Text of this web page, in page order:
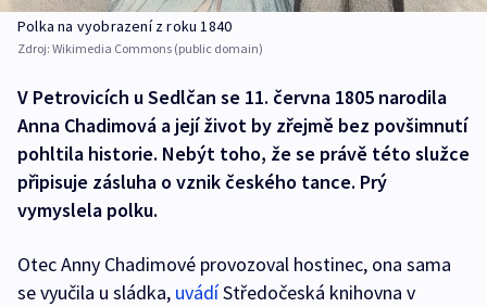
Polka na vyobrazení z roku 1840
Zdroj: Wikimedia Commons (public domain)
V Petrovicích u Sedlčan se 11. června 1805 narodila
Anna Chadimová a její život by zřejmě bez povšimnutí
pohltila historie. Nebýt toho, že se právě této služce
připisuje zásluha o vznik českého tance. Prý
vymyslela polku.
Otec Anny Chadimové provozoval hostinec, ona sama
se vyučila u sládka, uvádíStředočeská knihovna v